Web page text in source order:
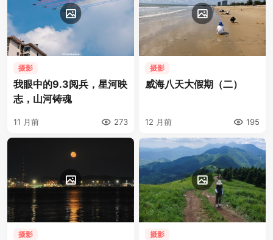
摄影
我眼中的9.3阅兵，星河映
志，山河铸魂
11 月前 273
摄影
威海八天大假期（二）
12 月前 195
摄影 摄影